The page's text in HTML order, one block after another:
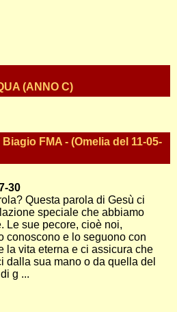
(ANNO C)
FMA - (Omelia del 11-05-
30
Questa parola di Gesù ci
speciale che abbiamo
Le sue pecore, cioè noi,
conoscono e lo seguono con
la vita eterna e ci assicura che
dalla sua mano o da quella del
g ...